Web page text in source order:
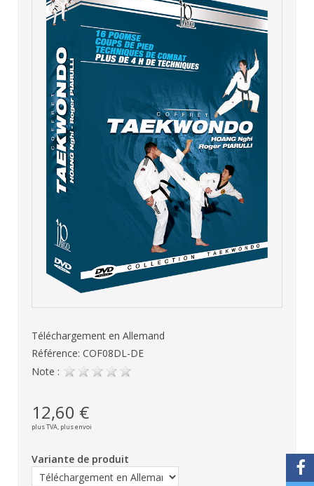
Téléchargement en Allemand
Référence: COF08DL-DE
Note :
12,60 €
plus TVA, plus envoi
Variante de produit